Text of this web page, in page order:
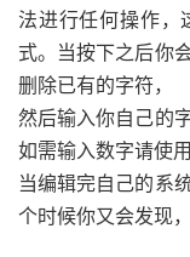
法进行任何操作
式。当按下之后你
删除已有的字符，
然后输入你自己的
如需输入数字请使
当编辑完自己的系
个时候你又会发现